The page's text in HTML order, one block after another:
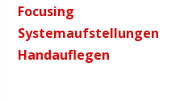
Focusing
Systemaufstellungen
Handauflegen